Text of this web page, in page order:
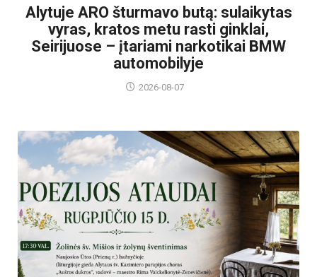
Alytuje ARO šturmavo butą: sulaikytas
vyras, kratos metu rasti ginklai,
Seirijuose – įtariami narkotikai BMW
automobilyje
2026-08-07